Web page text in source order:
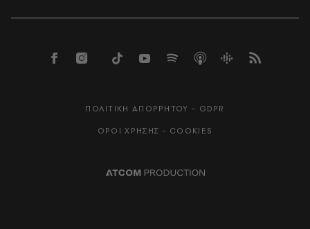
ΠΟΛΙΤΙΚΗ ΑΠΟΡΡΗΤΟΥ - GDPR
ΟΡΟΙ ΧΡΗΣΗΣ - COOKIES